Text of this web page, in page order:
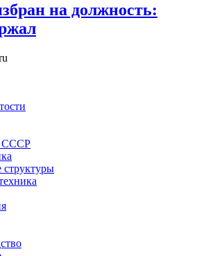
на должность:
СССР